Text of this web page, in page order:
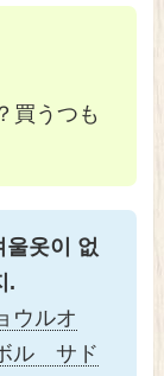
買うつも
울옷이 없
.
ルオ
ル サド